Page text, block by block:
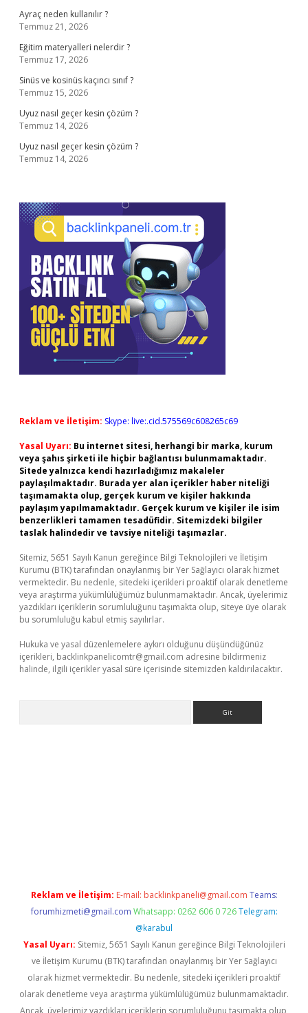
Ayraç neden kullanılır ?
Temmuz 21, 2026
Eğitim materyalleri nelerdir ?
Temmuz 17, 2026
Sinüs ve kosinüs kaçıncı sınıf ?
Temmuz 15, 2026
Uyuz nasıl geçer kesin çözüm ?
Temmuz 14, 2026
Uyuz nasıl geçer kesin çözüm ?
Temmuz 14, 2026
Reklam ve İletişim: Skype: live:.cid.575569c608265c69
Yasal Uyarı: Bu internet sitesi, herhangi bir marka, kurum
veya şahıs şirketi ile hiçbir bağlantısı bulunmamaktadır.
Sitede yalnızca kendi hazırladığımız makaleler
paylaşılmaktadır. Burada yer alan içerikler haber niteliği
taşımamakta olup, gerçek kurum ve kişiler hakkında
paylaşım yapılmamaktadır. Gerçek kurum ve kişiler ile isim
benzerlikleri tamamen tesadüfidir. Sitemizdeki bilgiler
taslak halindedir ve tavsiye niteliği taşımazlar.
Sitemiz, 5651 Sayılı Kanun gereğince Bilgi Teknolojileri ve İletişim
Kurumu (BTK) tarafından onaylanmış bir Yer Sağlayıcı olarak hizmet
vermektedir. Bu nedenle, sitedeki içerikleri proaktif olarak denetleme
veya araştırma yükümlülüğümüz bulunmamaktadır. Ancak, üyelerimiz
yazdıkları içeriklerin sorumluluğunu taşımakta olup, siteye üye olarak
bu sorumluluğu kabul etmiş sayılırlar.
Hukuka ve yasal düzenlemelere aykırı olduğunu düşündüğünüz
içerikleri, backlinkpanelicomtr@gmail.com adresine bildirmeniz
halinde, ilgili içerikler yasal süre içerisinde sitemizden kaldırılacaktır.
Reklam ve İletişim: E-mail: backlinkpaneli@gmail.com Teams:
forumhizmeti@gmail.com Whatsapp: 0262 606 0 726 Telegram:
@karabul
Yasal Uyarı: Sitemiz, 5651 Sayılı Kanun gereğince Bilgi Teknolojileri
ve İletişim Kurumu (BTK) tarafından onaylanmış bir Yer Sağlayıcı
olarak hizmet vermektedir. Bu nedenle, sitedeki içerikleri proaktif
olarak denetleme veya araştırma yükümlülüğümüz bulunmamaktadır.
Ancak, üyelerimiz yazdıkları içeriklerin sorumluluğunu taşımakta olup,